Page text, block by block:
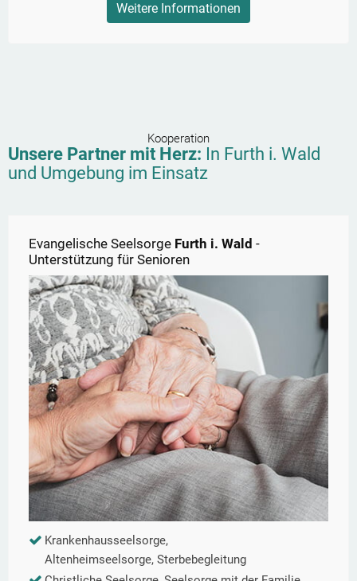
Weitere Informationen
Kooperation
Unsere Partner mit Herz: In Furth i. Wald
und Umgebung im Einsatz
Evangelische Seelsorge Furth i. Wald -
Unterstützung für Senioren
Krankenhausseelsorge,
Altenheimseelsorge, Sterbebegleitung